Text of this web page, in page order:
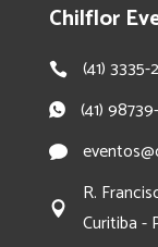
Chilflor
(41) 3335-
(41)
R.
Curitiba -